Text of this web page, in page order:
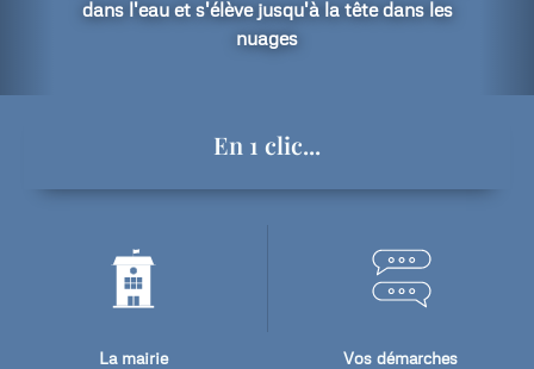
dans l'eau et s'élève jusqu'à la tête dans les
nuages
En 1 clic...
La mairie Vos démarches